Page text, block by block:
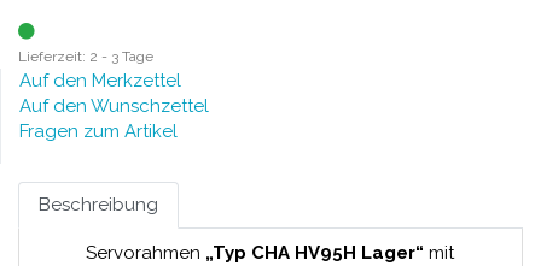
Lieferzeit: 2 - 3 Tage
Auf den Merkzettel
Auf den Wunschzettel
Fragen zum Artikel
Beschreibung
Servorahmen „Typ CHA HV95H Lager“ mit